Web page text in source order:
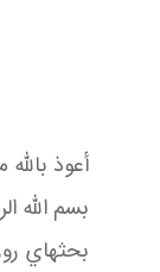
أعوذ
بسم الله
بحث هاي